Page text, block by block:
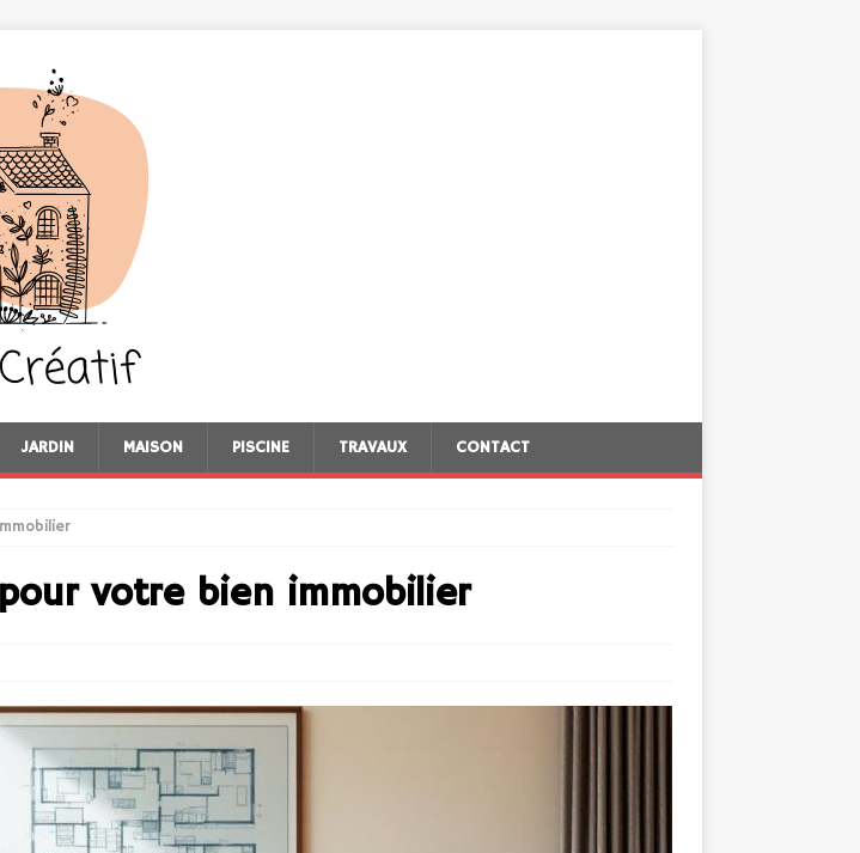
JARDIN MAISON PISCINE TRAVAUX CONTACT
votre bien immobilier